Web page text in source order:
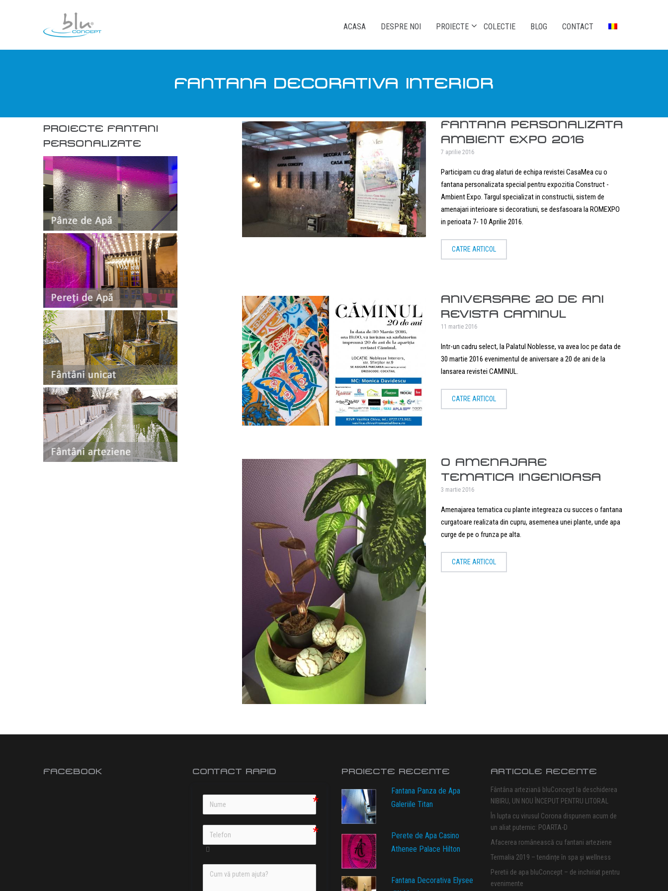
ACASA DESPRE NOI PROIECTE COLECTIE BLOG CONTACT
FANTANA DECORATIVA INTERIOR
FANTANA PERSONALIZATA
AMBIENT EXPO 2016
7 aprilie 2016
Participam cu drag alaturi de echipa revistei CasaMea cu o
fantana personalizata special pentru expozitia Construct -
Ambient Expo. Targul specializat in constructii, sistem de
amenajari interioare si decoratiuni, se desfasoara la ROMEXPO
in perioata 7- 10 Aprilie 2016.
CATRE ARTICOL
ANIVERSARE 20 DE ANI
REVISTA CAMINUL
11 martie 2016
Intr-un cadru select, la Palatul Noblesse, va avea loc pe data de
30 martie 2016 evenimentul de aniversare a 20 de ani de la
lansarea revistei CAMINUL.
CATRE ARTICOL
O AMENAJARE
TEMATICA INGENIOASA
3 martie 2016
Amenajarea tematica cu plante integreaza cu succes o fantana
curgatoare realizata din cupru, asemenea unei plante, unde apa
curge de pe o frunza pe alta.
CATRE ARTICOL
PROIECTE FANTANI
PERSONALIZATE
FACEBOOK CONTACT RAPID PROIECTE RECENTE
Fantana Panza de Apa
Galeriile Titan
Perete de Apa Casino
Athenee Palace Hilton
Fantana Decorativa Elysee
ARTICOLE RECENTE
Fântâna arteziană bluConcept la deschiderea
NIBIRU, UN NOU ÎNCEPUT PENTRU LITORAL
În lupta cu virusul Corona dispunem acum de
un aliat puternic: POARTA-D
Afacerea românească cu fantani arteziene
Termalia 2019 – tendințe în spa și wellness
Peretii de apa bluConcept – de inchiriat pentru
evenimente